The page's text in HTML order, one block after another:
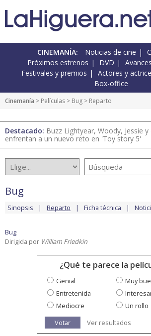
CINEMANÍA: Noticias de cine
Próximos estrenos
DVD Avances
Festivales y premios
Actores y
Box-office
Cinemanía > Películas > Bug > Reparto
Destacado: Buzz Lightyear, Woody, Jessie
enfrentan a un nuevo reto en 'Toy story 5'
Bug
Sinopsis Reparto Ficha técnica
Bug
Dirigida por William Friedkin
¿Qué te parece la
Genial
Muy
Entretenida
Mediocre
Un rollo
Votar
Ver resultados